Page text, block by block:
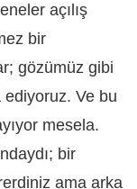
açılış
bir
gözümüz gibi
ediyoruz. Ve bu
mesela.
bir
ama arka